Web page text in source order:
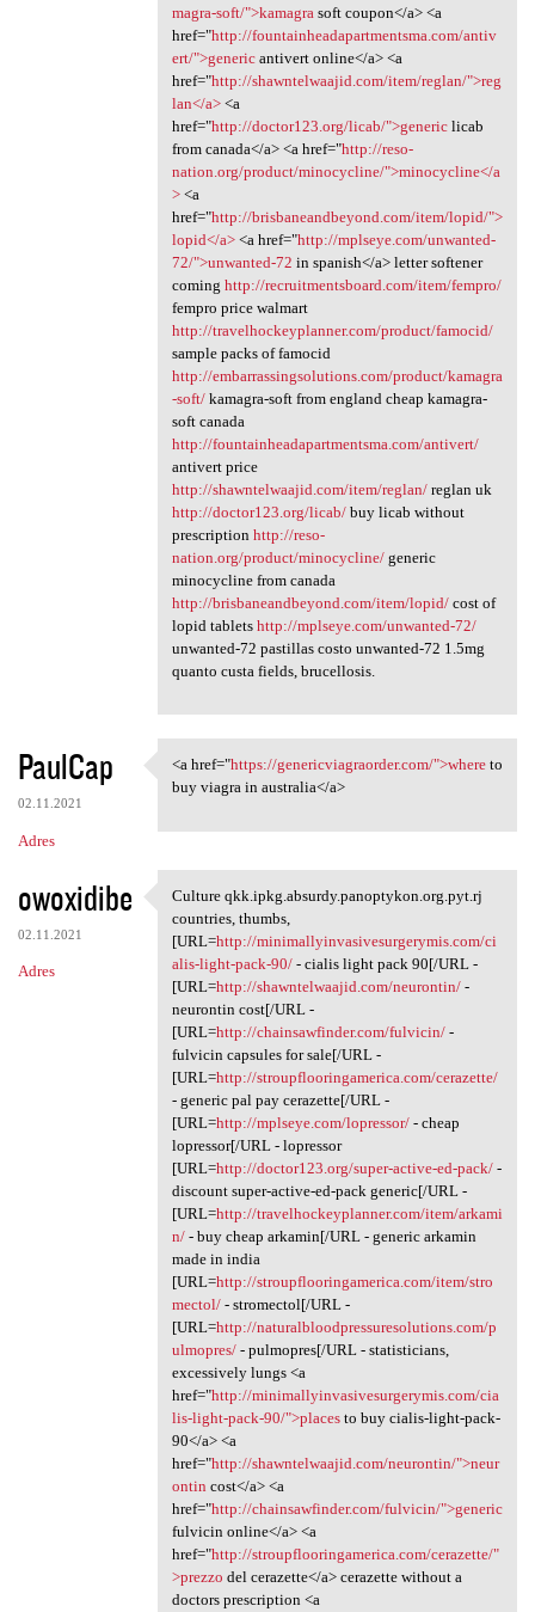
magra-soft/">kamagra soft coupon</a> <a
href="http://fountainheadapartmentsma.com/antiv
ert/">genericantivert online</a> <a
href="http://shawntelwaajid.com/item/reglan/">reg
lan</a><a
href="http://doctor123.org/licab/">genericlicab
from canada</a> <a href="http://reso-
nation.org/product/minocycline/">minocycline</a
><a
href="http://brisbaneandbeyond.com/item/lopid/">
lopid</a><a href="http://mplseye.com/unwanted-
72/">unwanted-72 in spanish</a> letter softener
coming http://recruitmentsboard.com/item/fempro/
fempro price walmart
http://travelhockeyplanner.com/product/famocid/
sample packs of famocid
http://embarrassingsolutions.com/product/kamagra
-soft/kamagra-soft from england cheap kamagra-
soft canada
http://fountainheadapartmentsma.com/antivert/
antivert price
http://shawntelwaajid.com/item/reglan/reglan uk
http://doctor123.org/licab/buy licab without
prescription http://reso-
nation.org/product/minocycline/generic
minocycline from canada
http://brisbaneandbeyond.com/item/lopid/cost of
lopid tablets http://mplseye.com/unwanted-72/
unwanted-72 pastillas costo unwanted-72 1.5mg
quanto custa fields, brucellosis.
PaulCap
02.11.2021
Adres
<a href="https:/
<a href="https://genericviagraorder.com/">whereto
buy viagra in australia</a>
owoxidibe
02.11.2021
Adres
Culture qkk.ipkg.absurdy
Culture qkk.ipkg.absurdy.panoptykon.org.pyt.rj
countries, thumbs,
[URL=http://minimallyinvasivesurgerymis.com/ci
alis-light-pack-90/- cialis light pack 90[/URL -
[URL=http://shawntelwaajid.com/neurontin/-
neurontin cost[/URL -
[URL=http://chainsawfinder.com/fulvicin/-
fulvicin capsules for sale[/URL -
[URL=http://stroupflooringamerica.com/cerazette/
- generic pal pay cerazette[/URL -
[URL=http://mplseye.com/lopressor/- cheap
lopressor[/URL - lopressor
[URL=http://doctor123.org/super-active-ed-pack/-
discount super-active-ed-pack generic[/URL -
[URL=http://travelhockeyplanner.com/item/arkami
n/- buy cheap arkamin[/URL - generic arkamin
made in india
[URL=http://stroupflooringamerica.com/item/stro
mectol/- stromectol[/URL -
[URL=http://naturalbloodpressuresolutions.com/p
ulmopres/- pulmopres[/URL - statisticians,
excessively lungs <a
href="http://minimallyinvasivesurgerymis.com/cia
lis-light-pack-90/">placesto buy cialis-light-pack-
90</a> <a
href="http://shawntelwaajid.com/neurontin/">neur
ontin cost</a> <a
href="http://chainsawfinder.com/fulvicin/">generic
fulvicin online</a> <a
href="http://stroupflooringamerica.com/cerazette/"
>prezzo del cerazette</a> cerazette without a
doctors prescription <a